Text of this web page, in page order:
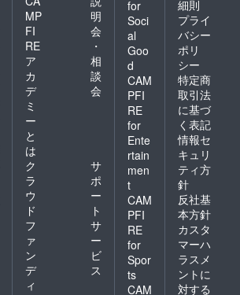
MP
FI
RE
ア
カ
デ
ミ
ー
と
は
明
会
・
相
談
会
ク
ラ
ウ
ド
フ
ァ
ン
デ
ィ
サ
ポ
ー
ト
サ
ー
ビ
ス
for
Soci
al
Goo
d
CAM
PFI
RE
for
Ente
rtain
men
t
CAM
PFI
RE
for
Spor
ts
CAM
細則
プライ
バシー
ポリ
シー
特定商
取引法
に基づ
く表記
情報セ
キュリ
ティ方
針
反社基
本方針
カスタ
マーハ
ラスメ
ントに
対する